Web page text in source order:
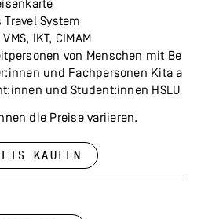
Travel System
VMS, IKT, CIMAM
von Menschen mit
und Fachpersonen Kita
und Student:innen HSLU
die Preise va­ri­ie­ren.
kaufen